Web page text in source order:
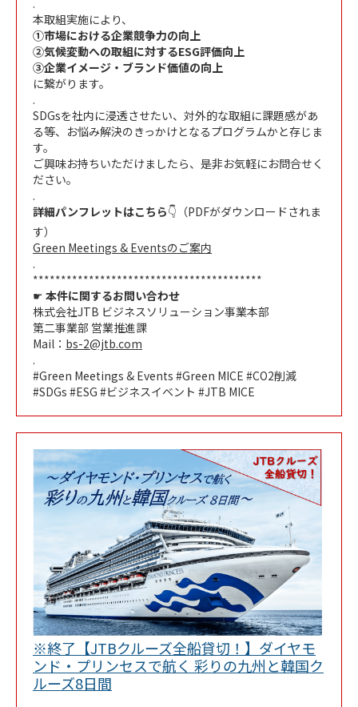
.
本取組実施により、
①市場における企業競争力の向上
②気候変動への取組に対するESG評価向上
③企業イメージ・ブランド価値の向上
に繋がります。
.
SDGsを社内に浸透させたい、対外的な取組に課題感があ
る等、お悩み解決のきっかけとなるプログラムかと存じま
す。
ご興味お持ちいただけましたら、是非お気軽にお問合せく
ださい。
.
詳細パンフレットはこちら👇（PDFがダウンロードされま
す）
Green Meetings & Eventsのご案内
.
*****************************************
☛ 本件に関するお問い合わせ
株式会社JTB ビジネスソリューション事業本部
第二事業部 営業推進課
Mail： bs-2@jtb.com
.
#Green Meetings & Events #Green MICE #CO2削減
#SDGs #ESG #ビジネスイベント #JTB MICE
※終了【JTBクルーズ全船貸切！】ダイヤモ
ンド・プリンセスで航く 彩りの九州と韓国ク
ルーズ8日間